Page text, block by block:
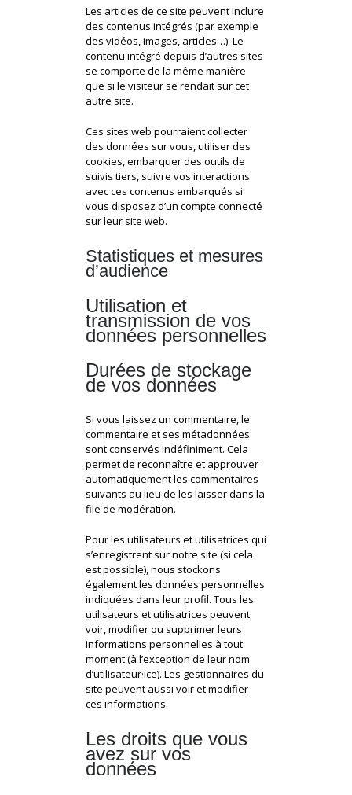
Les articles de ce site peuvent inclure
des contenus intégrés (par exemple
des vidéos, images, articles…). Le
contenu intégré depuis d’autres sites
se comporte de la même manière
que si le visiteur se rendait sur cet
autre site.
Ces sites web pourraient collecter
des données sur vous, utiliser des
cookies, embarquer des outils de
suivis tiers, suivre vos interactions
avec ces contenus embarqués si
vous disposez d’un compte connecté
sur leur site web.
Statistiques et mesures
d’audience
Utilisation et
transmission de vos
données personnelles
Durées de stockage
de vos données
Si vous laissez un commentaire, le
commentaire et ses métadonnées
sont conservés indéfiniment. Cela
permet de reconnaître et approuver
automatiquement les commentaires
suivants au lieu de les laisser dans la
file de modération.
Pour les utilisateurs et utilisatrices qui
s’enregistrent sur notre site (si cela
est possible), nous stockons
également les données personnelles
indiquées dans leur profil. Tous les
utilisateurs et utilisatrices peuvent
voir, modifier ou supprimer leurs
informations personnelles à tout
moment (à l’exception de leur nom
d’utilisateur·ice). Les gestionnaires du
site peuvent aussi voir et modifier
ces informations.
Les droits que vous
avez sur vos
données